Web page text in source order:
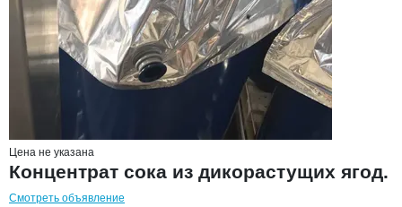
Цена не указана
Концентрат сока из дикорастущих ягод.
Смотреть объявление